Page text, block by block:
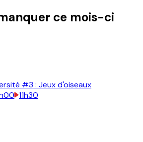
ce mois-ci
#3 : Jeux d'oiseaux
11h30